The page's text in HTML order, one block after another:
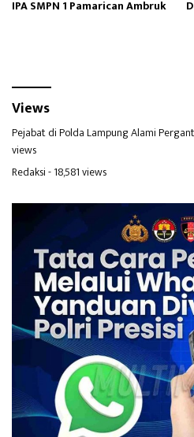
IPA SMPN 1 Pamarican Ambruk
Views
Pejabat di Polda Lampung Alami
views
Redaksi- 18,581 views